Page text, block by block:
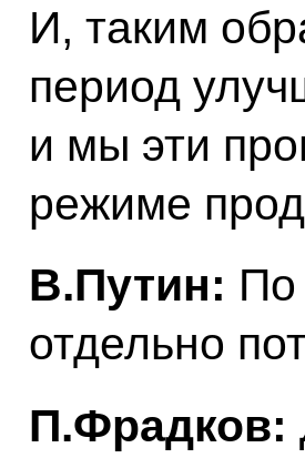
И, таким
период
и мы эти
режиме
В.Путин: По
отдельно
П.Фрадков: